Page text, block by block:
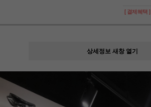
[ 결제혜택 ]
상세정보 새창 열기